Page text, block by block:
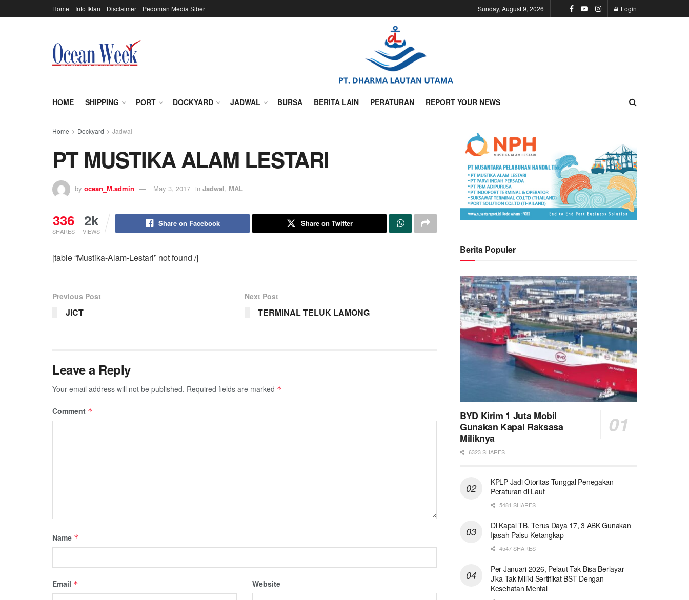
Home Info Iklan Disclaimer Pedoman Media Siber Sunday, August 9, 2026 Login
HOME SHIPPING PORT DOCKYARD JADWAL BURSA BERITA LAIN PERATURAN REPORT YOUR NEWS
Home Dockyard Jadwal
PT MUSTIKA ALAM LESTARI
by ocean_M.admin May 3, 2017 in Jadwal, MAL
336
SHARES
2k
VIEWS
Share on Facebook Share on Twitter
[table “Mustika-Alam-Lestari” not found /]
Previous Post
JICT
Next Post
TERMINAL TELUK LAMONG
Leave a Reply
Your email address will not be published. Required fields are marked *
Comment *
Name *
Email * Website
Berita Populer
BYD Kirim 1 Juta Mobil
Gunakan Kapal Raksasa
Miliknya
6323 SHARES
KPLP Jadi Otoritas Tunggal Penegakan
Peraturan di Laut
5481 SHARES
Di Kapal TB. Terus Daya 17, 3 ABK Gunakan
Ijasah Palsu Ketangkap
4547 SHARES
Per Januari 2026, Pelaut Tak Bisa Berlayar
Jika Tak Miliki Sertifikat BST Dengan
Kesehatan Mental